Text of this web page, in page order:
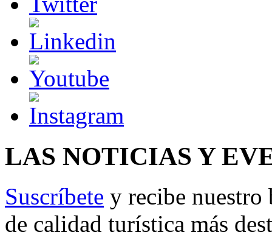
LAS NOTICIAS Y
Suscríbete y recibe nuestro
de calidad turística más